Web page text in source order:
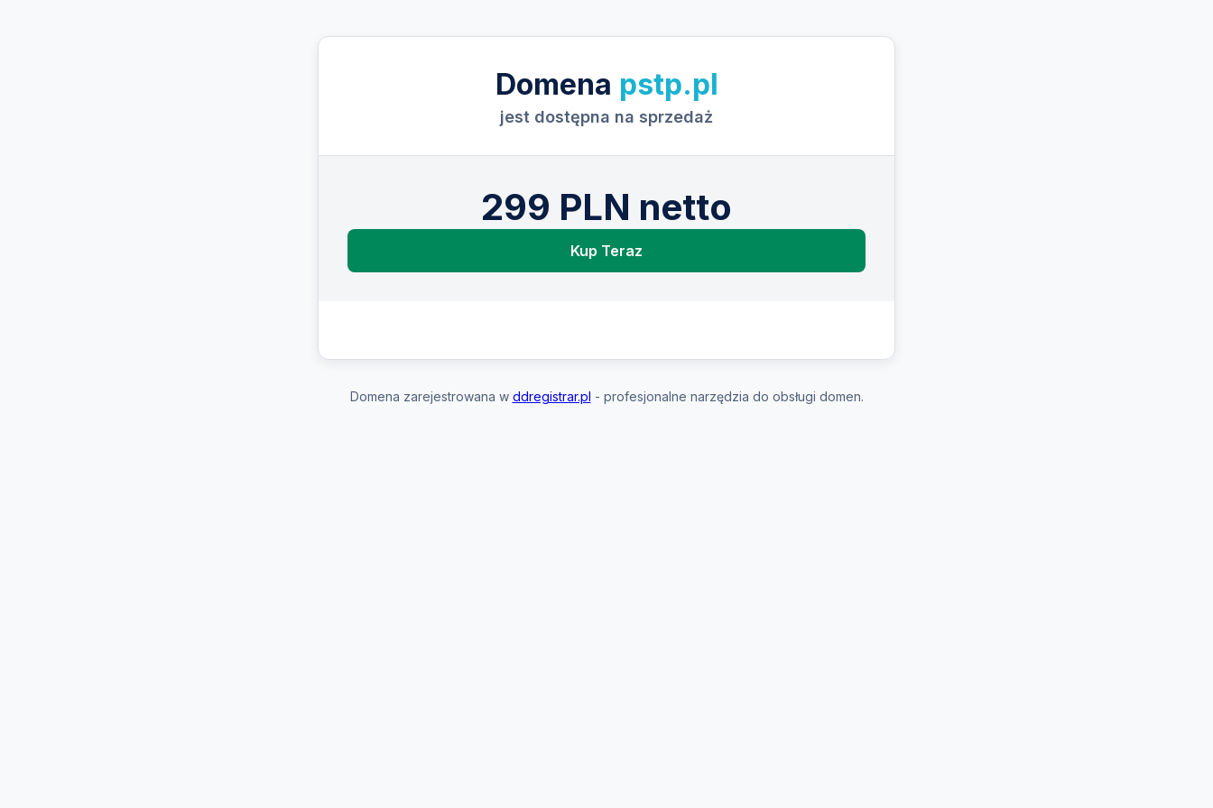
Domena pstp.pl
jest dostępna na sprzedaż
299 PLN netto
Kup Teraz
Domena zarejestrowana w ddregistrar.pl - profesjonalne narzędzia do obsługi domen.